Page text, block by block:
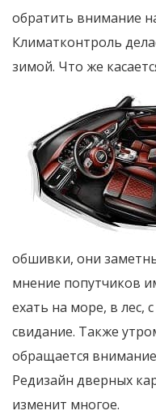
обратить внимание
Климатконтроль
зимой. Что же
обшивки, они
мнение попутчиков
ехать на море, в лес,
свидание. Также
обращается
Редизайн дверных
изменит многое.